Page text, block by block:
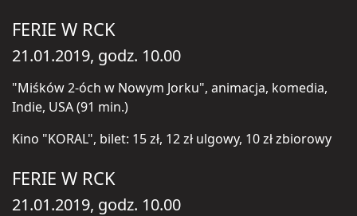
FERIE W RCK
21.01.2019, godz. 10.00
"Miśków 2-óch w Nowym Jorku", animacja, komedia,
Indie, USA (91 min.)
Kino "KORAL", bilet: 15 zł, 12 zł ulgowy, 10 zł zbiorowy
FERIE W RCK
21.01.2019, godz. 10.00